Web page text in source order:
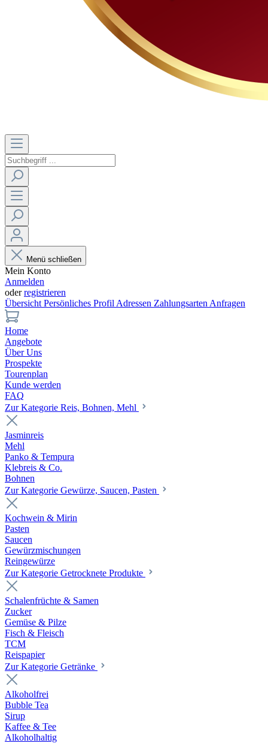
Menü schließen
Mein Konto
Anmelden
oderregistrieren
Übersicht Persönliches Profil Adressen Zahlungsarten Anfragen
Home
Angebote
Über Uns
Prospekte
Tourenplan
Kunde werden
FAQ
Zur Kategorie Reis, Bohnen, Mehl
Jasminreis
Mehl
Panko & Tempura
Klebreis & Co.
Bohnen
Zur Kategorie Gewürze, Saucen, Pasten
Kochwein & Mirin
Pasten
Saucen
Gewürzmischungen
Reingewürze
Zur Kategorie Getrocknete Produkte
Schalenfrüchte & Samen
Zucker
Gemüse & Pilze
Fisch & Fleisch
TCM
Reispapier
Zur Kategorie Getränke
Alkoholfrei
Bubble Tea
Sirup
Kaffee & Tee
Alkoholhaltig